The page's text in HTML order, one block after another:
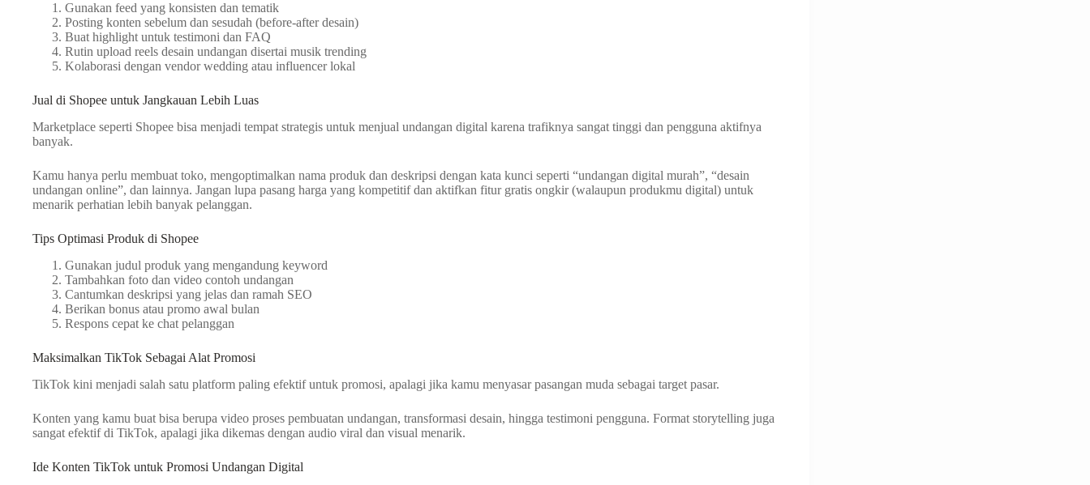
Gunakan feed yang konsisten dan tematik
Posting konten sebelum dan sesudah (before-after desain)
Buat highlight untuk testimoni dan FAQ
Rutin upload reels desain undangan disertai musik trending
Kolaborasi dengan vendor wedding atau influencer lokal
Jual di Shopee untuk Jangkauan Lebih Luas
Marketplace seperti Shopee bisa menjadi tempat strategis untuk menjual undangan digital karena trafiknya sangat tinggi dan pengguna aktifnya
banyak.
Kamu hanya perlu membuat toko, mengoptimalkan nama produk dan deskripsi dengan kata kunci seperti “undangan digital murah”, “desain
undangan online”, dan lainnya. Jangan lupa pasang harga yang kompetitif dan aktifkan fitur gratis ongkir (walaupun produkmu digital) untuk
menarik perhatian lebih banyak pelanggan.
Tips Optimasi Produk di Shopee
Gunakan judul produk yang mengandung keyword
Tambahkan foto dan video contoh undangan
Cantumkan deskripsi yang jelas dan ramah SEO
Berikan bonus atau promo awal bulan
Respons cepat ke chat pelanggan
Maksimalkan TikTok Sebagai Alat Promosi
TikTok kini menjadi salah satu platform paling efektif untuk promosi, apalagi jika kamu menyasar pasangan muda sebagai target pasar.
Konten yang kamu buat bisa berupa video proses pembuatan undangan, transformasi desain, hingga testimoni pengguna. Format storytelling juga
sangat efektif di TikTok, apalagi jika dikemas dengan audio viral dan visual menarik.
Ide Konten TikTok untuk Promosi Undangan Digital